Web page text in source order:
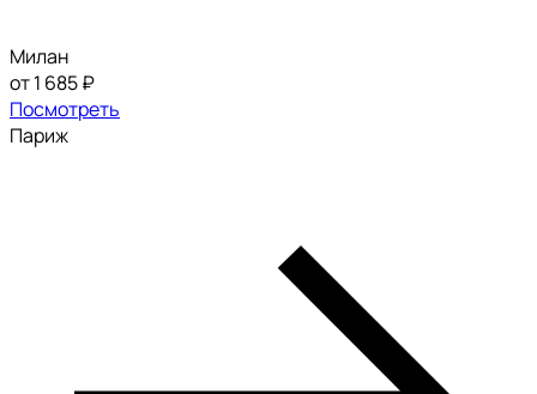
Милан
от 1 685 ₽
Посмотреть
Париж